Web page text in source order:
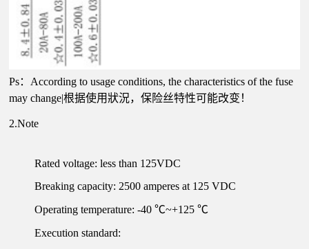
Ps：According to usage conditions, the characteristics of the fuse
may change|根据使用狀況，保险丝特性可能改变！
2.Note
Rated voltage: less than 125VDC
Breaking capacity: 2500 amperes at 125 VDC
Operating temperature: -40 ℃~+125 ℃
Execution standard: